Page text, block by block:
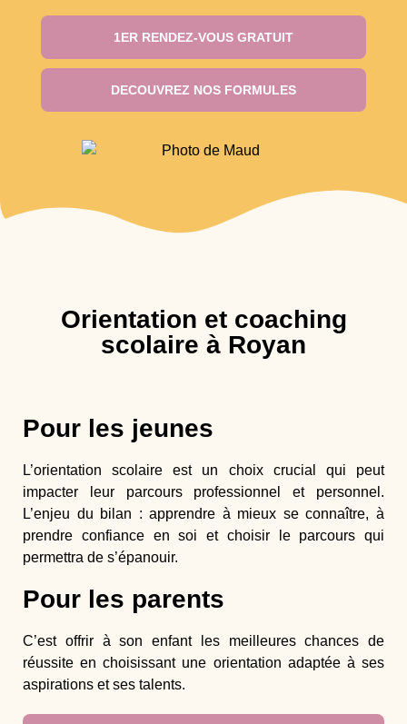
1ER RENDEZ-VOUS GRATUIT
DECOUVREZ NOS FORMULES
Orientation et coaching
scolaire à Royan
Pour les jeunes
L’orientation scolaire est un choix crucial qui peut
impacter leur parcours professionnel et personnel.
L’enjeu du bilan : apprendre à mieux se connaître, à
prendre confiance en soi et choisir le parcours qui
permettra de s’épanouir.
Pour les parents
C’est offrir à son enfant les meilleures chances de
réussite en choisissant une orientation adaptée à ses
aspirations et ses talents.